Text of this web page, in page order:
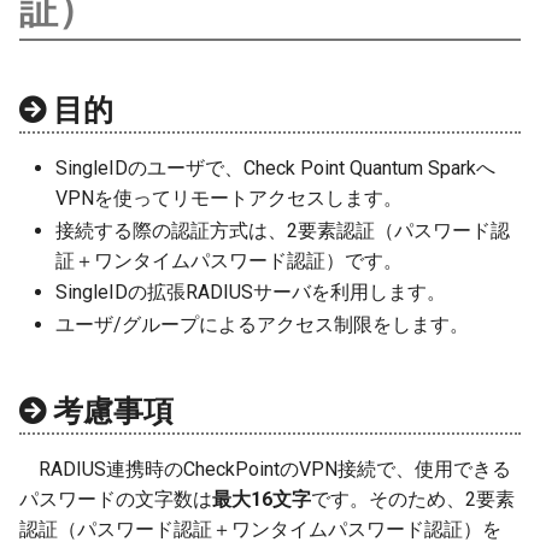
化
Microsoftクラウド連携
認証
アプリ連携
セキュリティ診断
セッション
コメントの追加
エスカレーション
チケットの終了
証）
目的
SingleIDのユーザで、Check Point Quantum Sparkへ
VPNを使ってリモートアクセスします。
接続する際の認証方式は、2要素認証（パスワード認
証＋ワンタイムパスワード認証）です。
SingleIDの拡張RADIUSサーバを利用します。
ユーザ/グループによるアクセス制限をします。
考慮事項
RADIUS連携時のCheckPointのVPN接続で、使用できる
パスワードの文字数は最大16文字です。そのため、2要素
認証（パスワード認証＋ワンタイムパスワード認証）を